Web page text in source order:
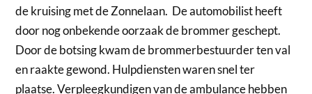
de kruising met de Zonnelaan. De automobilist heeft
door nog onbekende oorzaak de brommer geschept.
Door de botsing kwam de brommerbestuurder ten val
en raakte gewond. Hulpdiensten waren snel ter
plaatse. Verpleegkundigen van de ambulance hebben